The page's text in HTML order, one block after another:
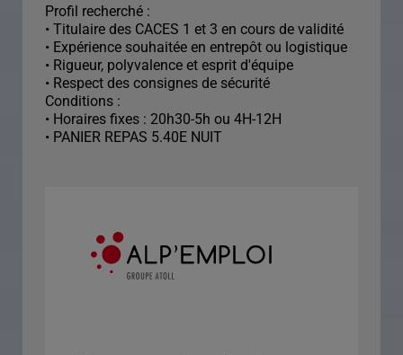
Profil recherché :
• Titulaire des CACES 1 et 3 en cours de validité
• Expérience souhaitée en entrepôt ou logistique
• Rigueur, polyvalence et esprit d'équipe
• Respect des consignes de sécurité
Conditions :
• Horaires fixes : 20h30-5h ou 4H-12H
• PANIER REPAS 5.40E NUIT